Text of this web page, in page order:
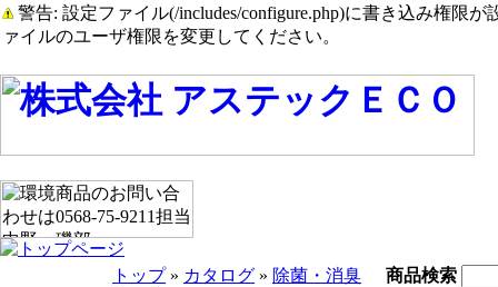
警告: 設定ファイル(/includes/configure.php)に書き込み権限が
ァイルのユーザ権限を変更してください。
トップ» カタログ » 除菌・消臭
商品検索